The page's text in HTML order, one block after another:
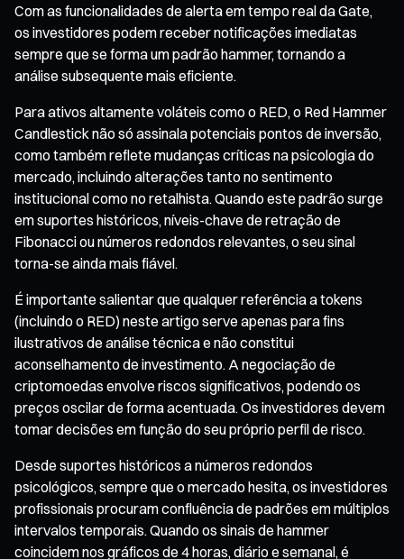
Com as funcionalidades de alerta em tempo real da Gate,
os investidores podem receber notificações imediatas
sempre que se forma um padrão hammer, tornando a
análise subsequente mais eficiente.
Para ativos altamente voláteis como o RED, o Red Hammer
Candlestick não só assinala potenciais pontos de inversão,
como também reflete mudanças críticas na psicologia do
mercado, incluindo alterações tanto no sentimento
institucional como no retalhista. Quando este padrão surge
em suportes históricos, níveis-chave de retração de
Fibonacci ou números redondos relevantes, o seu sinal
torna-se ainda mais fiável.
É importante salientar que qualquer referência a tokens
(incluindo o RED) neste artigo serve apenas para fins
ilustrativos de análise técnica e não constitui
aconselhamento de investimento. A negociação de
criptomoedas envolve riscos significativos, podendo os
preços oscilar de forma acentuada. Os investidores devem
tomar decisões em função do seu próprio perfil de risco.
Desde suportes históricos a números redondos
psicológicos, sempre que o mercado hesita, os investidores
profissionais procuram confluência de padrões em múltiplos
intervalos temporais. Quando os sinais de hammer
coincidem nos gráficos de 4 horas, diário e semanal, é